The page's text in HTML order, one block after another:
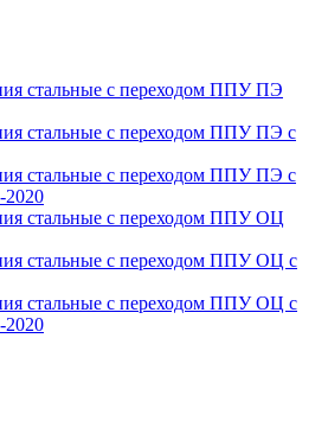
стальные с переходом ППУ ПЭ
стальные с переходом ППУ ПЭ с
стальные с переходом ППУ ПЭ с
стальные с переходом ППУ ОЦ
стальные с переходом ППУ ОЦ с
стальные с переходом ППУ ОЦ с